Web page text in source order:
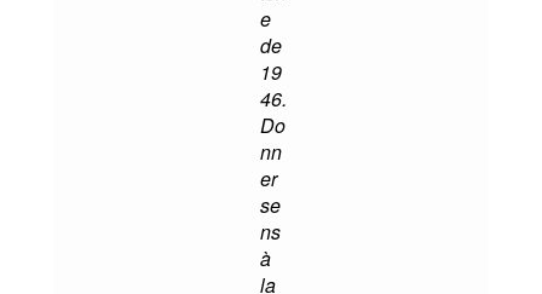
e
de
19
46.
Do
nn
er
se
ns
à
la